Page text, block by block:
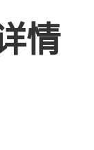
情